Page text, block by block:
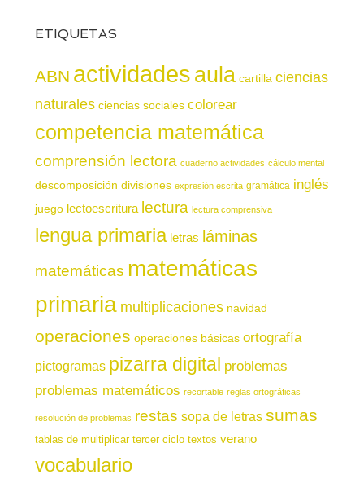
ETIQUETAS
ABN actividadesaula cartilla ciencias
naturales ciencias sociales colorear
competencia matemática
comprensión lectora cuaderno actividades cálculo mental
descomposición divisiones expresión escrita gramática inglés
juego lectoescritura lectura lectura comprensiva
lengua primaria letras láminas
matemáticas matemáticas
primaria multiplicaciones navidad
operaciones operaciones básicas ortografía
pictogramas pizarra digital problemas
problemas matemáticos recortable reglas ortográficas
resolución de problemas restas sopa de letras sumas
tablas de multiplicar tercer ciclo textos verano
vocabulario